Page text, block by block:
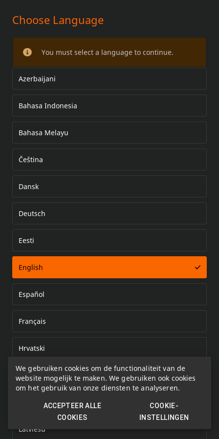
We gebruiken cookies om de functionaliteit van de
website mogelijk te maken. We gebruiken ook cookies
om het gebruik van onze diensten te analyseren.
ACCEPTEER ALLE
COOKIES
COOKIE-
INSTELLINGEN
ACCESSOIRE STUURSET
Choose Language
You must select a language to continue.
Azerbaijani
Bahasa Indonesia
Bahasa Melayu
Čeština
Dansk
Deutsch
Eesti
English
Español
Français
Hrvatski
Italiano
Latviešu